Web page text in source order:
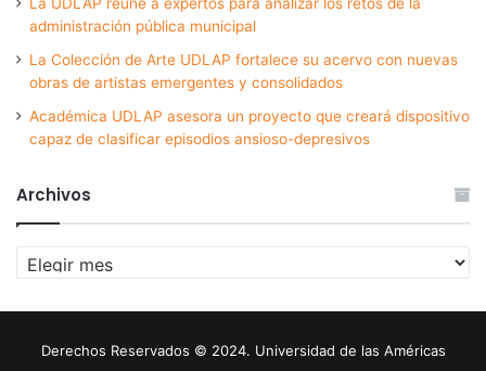
administración pública municipal
La Colección de Arte UDLAP fortalece su acervo con nuevas
obras de artistas emergentes y consolidados
Académica UDLAP asesora un proyecto que creará dispositivo
capaz de clasificar episodios ansioso-depresivos
Archivos
Archivos
Derechos Reservados © 2024. Universidad de las Américas